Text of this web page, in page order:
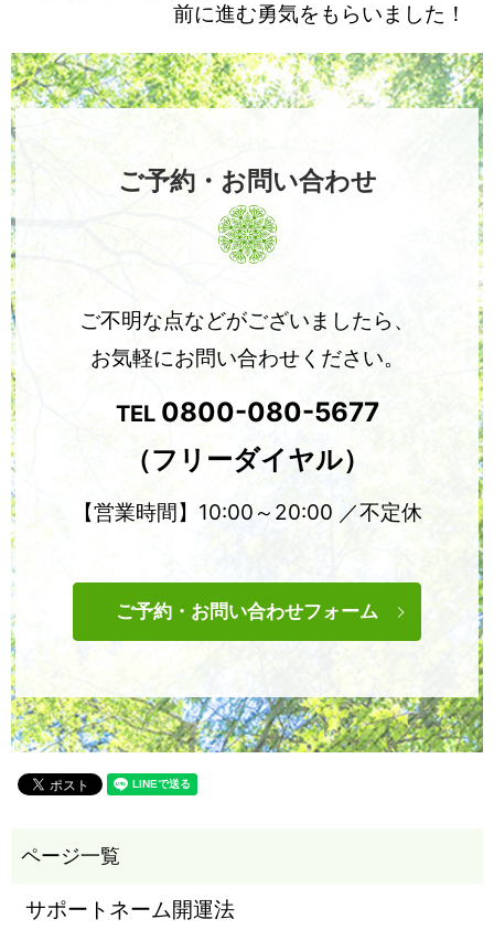
前に進む勇気をもらいました！
ご予約・お問い合わせ
ご不明な点などがございましたら、
お気軽にお問い合わせください。
TEL 0800-080-5677
（フリーダイヤル）
【営業時間】10:00～20:00 ／不定休
ご予約・お問い合わせフォーム
サポートネーム開運法